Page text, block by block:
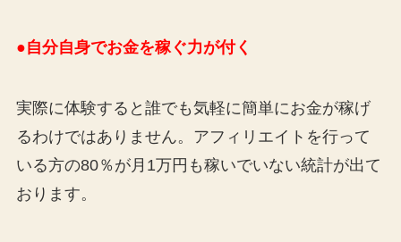
●自分自身でお金を稼ぐ力が付く
実際に体験すると誰でも気軽に簡単にお金が稼げ
るわけではありません。アフィリエイトを行って
いる方の80％が月1万円も稼いでいない統計が出て
おります。